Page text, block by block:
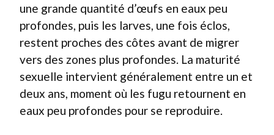
une grande quantité d’œufs en eaux peu
profondes, puis les larves, une fois éclos,
restent proches des côtes avant de migrer
vers des zones plus profondes. La maturité
sexuelle intervient généralement entre un et
deux ans, moment où les fugu retournent en
eaux peu profondes pour se reproduire.